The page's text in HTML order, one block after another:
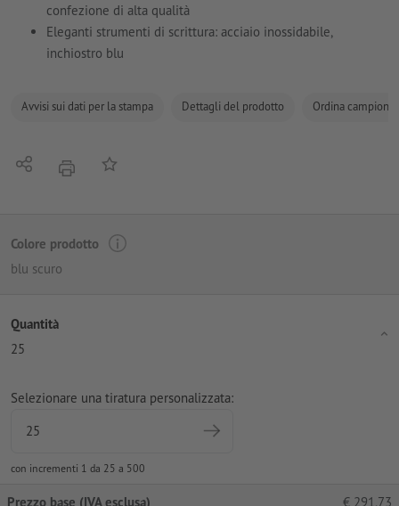
confezione di alta qualità
Eleganti strumenti di scrittura: acciaio inossidabile,
inchiostro blu
Avvisi sui dati per la stampa Dettagli del prodotto Ordina campione
Condividistamparealla lista preferiti
Colore prodotto
blu scuro
Quantità
25
Selezionare una tiratura personalizzata:
con incrementi 1 da 25 a 500
Prezzo base (IVA esclusa) € 291,73